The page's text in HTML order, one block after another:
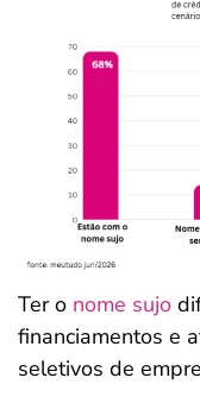
Ter o nome sujo
financiamentos e
seletivos de